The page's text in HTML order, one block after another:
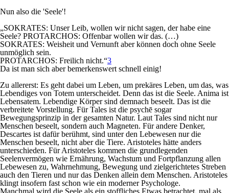
Nun also die 'Seele'!
„SOKRATES: Unser Leib, wollen wir nicht sagen, der habe eine
Seele? PROTARCHOS: Offenbar wollen wir das. (…)
SOKRATES: Weisheit und Vernunft aber können doch ohne Seele
unmöglich sein.
PROTARCHOS: Freilich nicht.“3
Da ist man sich aber bemerkenswert schnell einig!
Zu allererst: Es geht dabei um Leben, um prekäres Leben, um das, was
Lebendiges von Totem unterscheidet. Denn das ist die Seele. Anima ist
Lebensatem. Lebendige Körper sind demnach beseelt. Das ist die
verbreitete Vorstellung. Für Tales ist die psychē sogar
Bewegungsprinzip in der gesamten Natur. Laut Tales sind nicht nur
Menschen beseelt, sondern auch Magneten. Für andere Denker,
Descartes ist dafür berühmt, sind unter den Lebewesen nur die
Menschen beseelt, nicht aber die Tiere. Aristoteles hätte anders
unterschieden. Für Aristoteles kommen die grundlegenden
Seelenvermögen wie Ernährung, Wachstum und Fortpflanzung allen
Lebewesen zu, Wahrnehmung, Bewegung und zielgerichtetes Streben
auch den Tieren und nur das Denken allein dem Menschen. Aristoteles
klingt insofern fast schon wie ein moderner Psychologe.
Manchmal wird die Seele als ein stoffliches Etwas betrachtet, mal als